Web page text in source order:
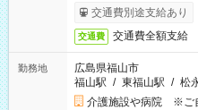
交通費別途支給あり
交通費 交通費全額支給
勤務地
広島県福山市
福山駅 / 東福山駅 / 松
介護施設や病院 ※ご